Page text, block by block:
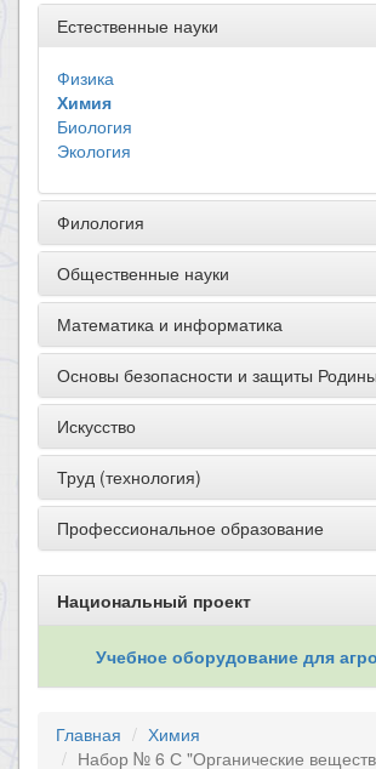
Естественные науки
Физика
Химия
Биология
Экология
Филология
Общественные науки
Математика и информатика
Основы безопасности и защиты
Искусство
Труд (технология)
Профессиональное образование
Национальный проект
Учебное оборудование для
Главная
Химия
Набор № 6 С "Органические